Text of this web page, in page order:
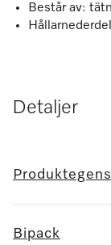
Består av:
Detaljer
Bipack